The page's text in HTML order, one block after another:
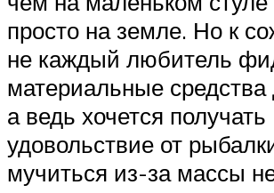
просто на земле. Но к
не каждый любитель
материальные средства
а ведь хочется получать
удовольствие от
мучиться из-за массы